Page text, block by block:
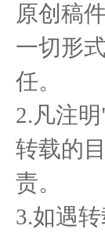
全新视界 跃见
原创稿
一切形
任。
2.凡注
转载的
责。
3.如遇